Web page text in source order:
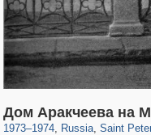
Дом Аракчеева на
1973–1974, Russia
1,407,780
, Saint
197,297
22,613 1,098